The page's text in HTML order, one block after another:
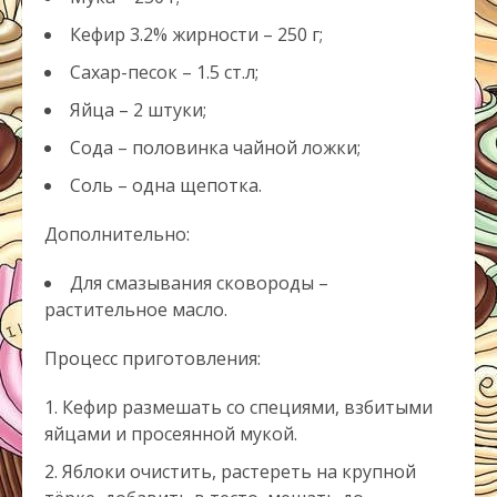
Кефир 3.2% жирности – 250 г;
Сахар-песок – 1.5 ст.л;
Яйца – 2 штуки;
Сода – половинка чайной ложки;
Соль – одна щепотка.
Дополнительно:
Для смазывания сковороды –
растительное масло.
Процесс приготовления:
Кефир размешать со специями, взбитыми
яйцами и просеянной мукой.
Яблоки очистить, растереть на крупной